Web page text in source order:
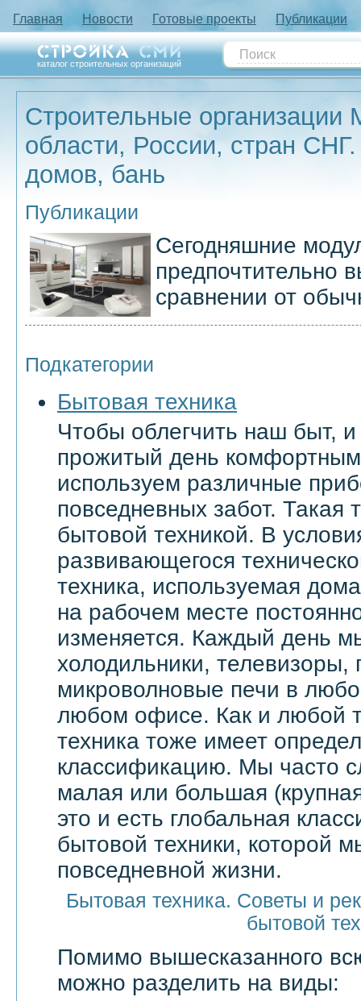
Главная Новости Готовые проекты Публикации
каталог строительных организаций
Строительные организации
области, России, стран
домов, бань
Публикации
Сегодняшние
предпочтительно
сравнении от
Подкатегории
Бытовая техника
Чтобы облегчить наш быт,
прожитый день
используем различные
повседневных забот. Такая
бытовой техникой. В
развивающегося
техника, используемая
на рабочем месте
изменяется. Каждый день
холодильники,
микроволновые печи в
любом офисе. Как и любой
техника тоже имеет
классификацию. Мы часто
малая или большая
это и есть глобальная
бытовой техники, которой
повседневной жизни.
Бытовая техника. Советы и
бытовой
Помимо вышесказанного
можно разделить на виды: